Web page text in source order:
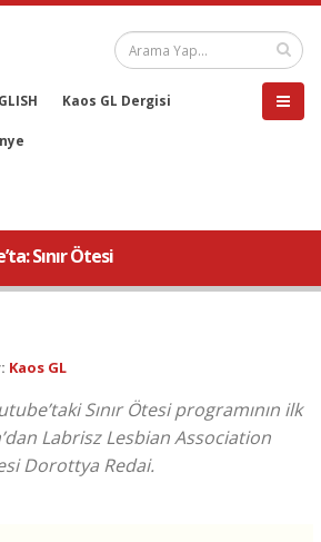
Kaos GL Dergisi
Sınır Ötesi
Kaos GL
Sınır Ötesi programının ilk
Labrisz Lesbian Association
Dorottya Redai.